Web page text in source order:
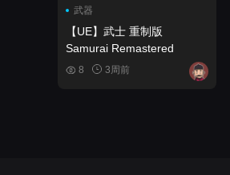
武器
【UE】武士 重制版
Samurai Remastered
8 3周前